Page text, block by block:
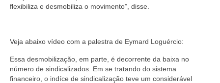
flexibiliza e desmobiliza o movimento”, disse.
Veja abaixo vídeo com a palestra de Eymard Loguércio:
Essa desmobilização, em parte, é decorrente da baixa no
número de sindicalizados. Em se tratando do sistema
financeiro, o indíce de sindicalização teve um considerável